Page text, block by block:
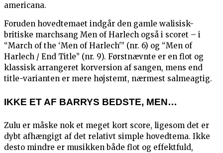
americana.
Foruden hovedtemaet indgår den gamle walisisk-
britiske marchsang Men of Harlech også i scoret – i
“March of the ‘Men of Harlech'” (nr. 6) og “Men of
Harlech / End Title” (nr. 9). Førstnævnte er en flot og
klassisk arrangeret korversion af sangen, mens end
title-varianten er mere højstemt, nærmest salmeagtig.
IKKE ET AF BARRYS BEDSTE, MEN…
Zulu er måske nok et meget kort score, ligesom det er
dybt afhængigt af det relativt simple hovedtema. Ikke
desto mindre er musikken både flot og effektfuld,